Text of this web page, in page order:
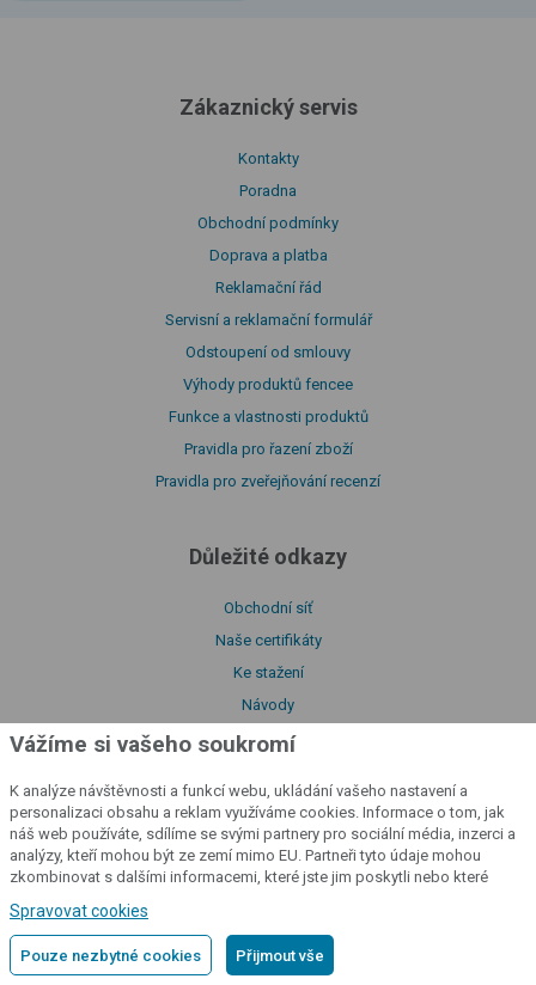
Zákaznický servis
Kontakty
Poradna
Obchodní podmínky
Doprava a platba
Reklamační řád
Servisní a reklamační formulář
Odstoupení od smlouvy
Výhody produktů fencee
Funkce a vlastnosti produktů
Pravidla pro řazení zboží
Pravidla pro zveřejňování recenzí
Důležité odkazy
Obchodní síť
Naše certifikáty
Ke stažení
Návody
O naší firmě
Katalog produktů
Zásady zpracování souborů cookies
Zásady zpracování osobních údajů
Prohlášení o přístupnosti
Vážíme si vašeho soukromí
K analýze návštěvnosti a funkcí webu, ukládání vašeho nastavení a
personalizaci obsahu a reklam využíváme cookies. Informace o tom, jak
náš web používáte, sdílíme se svými partnery pro sociální média, inzerci a
analýzy, kteří mohou být ze zemí mimo EU. Partneři tyto údaje mohou
zkombinovat s dalšími informacemi, které jste jim poskytli nebo které
Spravovat cookies
Pouze nezbytné cookies Přijmout vše